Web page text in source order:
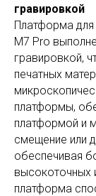
гравировкой
Платформа
M7 Pro
гравировкой,
печатных
платформы,
платформой и
смещение или
обеспечивая
высокоточных
платформа